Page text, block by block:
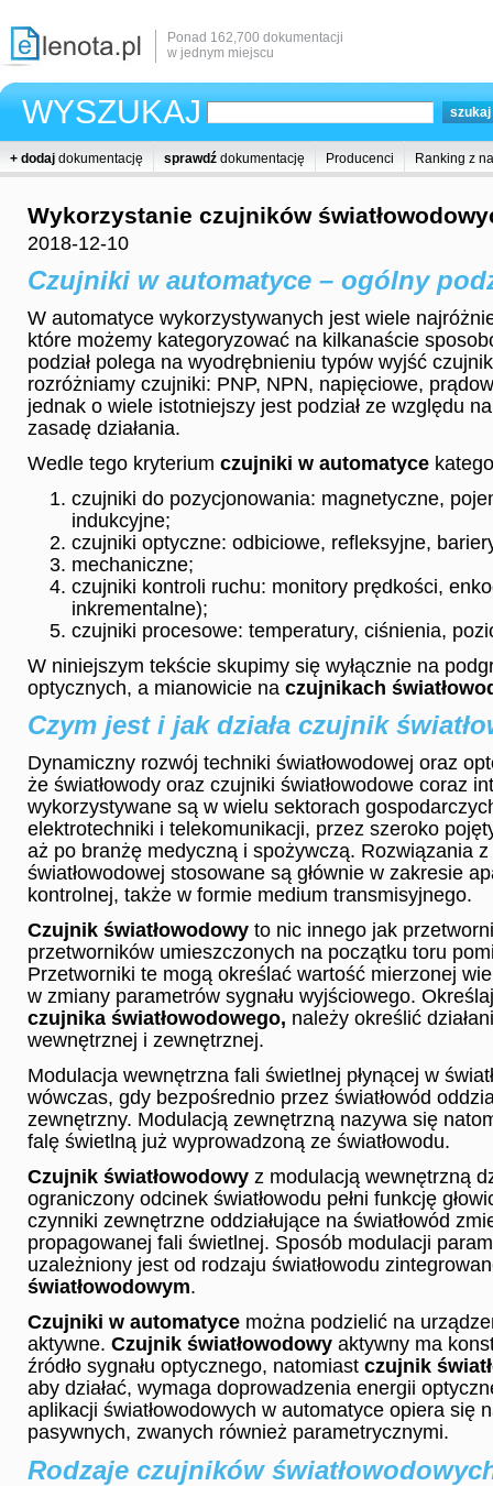
Ponad 162,700 dokumentacji
w jednym miejscu
WYSZUKAJ
+ dodaj dokumentację sprawdź dokumentację Producenci Ranking z
Wykorzystanie czujników
2018-12-10
Czujniki w automatyce – ogólny
W automatyce wykorzystywanych jest wiele
które możemy kategoryzować na kilkanaście
podział polega na wyodrębnieniu typów wyjść
rozróżniamy czujniki: PNP, NPN, napięciowe,
jednak o wiele istotniejszy jest podział ze względu
zasadę działania.
Wedle tego kryterium czujniki w automatyce
czujniki do pozycjonowania: magnetyczne,
indukcyjne;
czujniki optyczne: odbiciowe, refleksyjne,
mechaniczne;
czujniki kontroli ruchu: monitory prędkości,
inkrementalne);
czujniki procesowe: temperatury, ciśnienia,
W niniejszym tekście skupimy się wyłącznie na
optycznych, a mianowicie na czujnikach
Czym jest i jak działa czujnik
Dynamiczny rozwój techniki światłowodowej oraz
że światłowody oraz czujniki światłowodowe coraz
wykorzystywane są w wielu sektorach
elektrotechniki i telekomunikacji, przez szeroko
aż po branżę medyczną i spożywczą. Rozwiązania
światłowodowej stosowane są głównie w zakresie
kontrolnej, także w formie medium transmisyjnego.
Czujnik światłowodowy to nic innego jak
przetworników umieszczonych na początku toru
Przetworniki te mogą określać wartość mierzonej
w zmiany parametrów sygnału wyjściowego.
czujnika światłowodowego, należy określić
wewnętrznej i zewnętrznej.
Modulacja wewnętrzna fali świetlnej płynącej w
wówczas, gdy bezpośrednio przez światłowód
zewnętrzny. Modulacją zewnętrzną nazywa się
falę świetlną już wyprowadzoną ze światłowodu.
Czujnik światłowodowy z modulacją wewnętrzną
ograniczony odcinek światłowodu pełni funkcję
czynniki zewnętrzne oddziałujące na światłowód
propagowanej fali świetlnej. Sposób modulacji
uzależniony jest od rodzaju światłowodu
światłowodowym.
Czujniki w automatyce można podzielić na
aktywne. Czujnik światłowodowy aktywny ma
źródło sygnału optycznego, natomiast czujnik
aby działać, wymaga doprowadzenia energii
aplikacji światłowodowych w automatyce opiera się
pasywnych, zwanych również parametrycznymi.
Rodzaje czujników